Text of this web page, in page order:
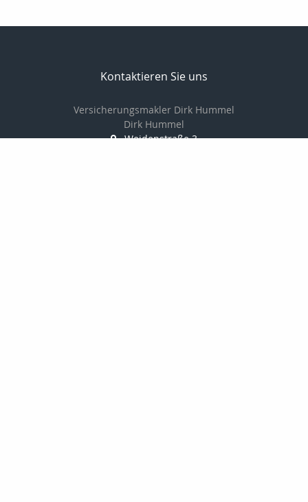
Kontaktieren Sie uns
Versicherungsmakler Dirk Hummel
Dirk Hummel
Weidenstraße 3